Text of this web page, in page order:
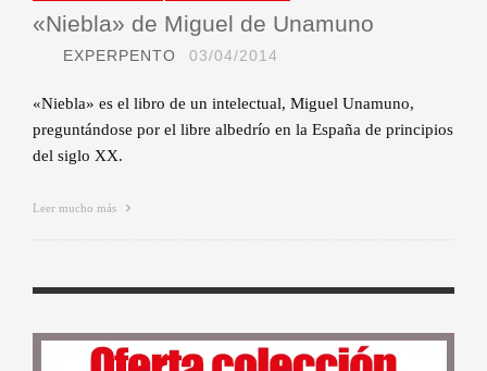
«Niebla» de Miguel de Unamuno
EXPERPENTO 03/04/2014
«Niebla» es el libro de un intelectual, Miguel Unamuno,
preguntándose por el libre albedrío en la España de principios
del siglo XX.
Leer mucho más